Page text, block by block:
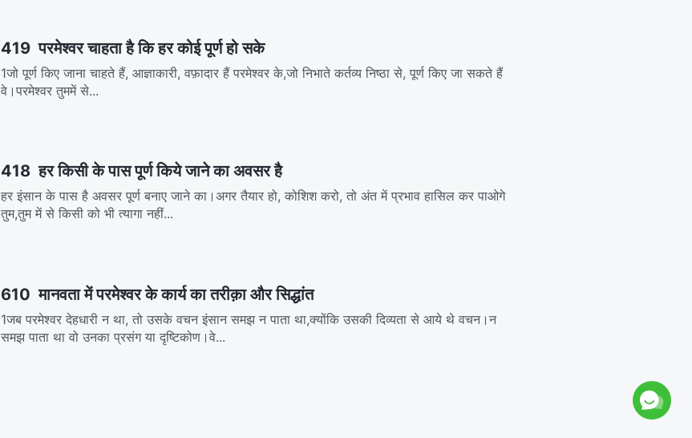
419 परमेश्वर चाहता है कि हर कोई पूर्ण हो सके
1जो पूर्ण किए जाना चाहते हैं, आज्ञाकारी, वफ़ादार हैं परमेश्वर के,जो निभाते कर्तव्य निष्ठा से, पूर्ण किए जा सकते हैं
वे।परमेश्वर तुममें से...
418 हर किसी के पास पूर्ण किये जाने का अवसर है
हर इंसान के पास है अवसर पूर्ण बनाए जाने का।अगर तैयार हो, कोशिश करो, तो अंत में प्रभाव हासिल कर पाओगे
तुम,तुम में से किसी को भी त्यागा नहीं...
610 मानवता में परमेश्वर के कार्य का तरीक़ा और सिद्धांत
1जब परमेश्वर देहधारी न था, तो उसके वचन इंसान समझ न पाता था,क्योंकि उसकी दिव्यता से आये थे वचन।न
समझ पाता था वो उनका प्रसंग या दृष्टिकोण।वे...